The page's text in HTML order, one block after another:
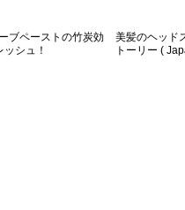
ブペーストの竹炭効
シュ！
美髪のヘッド
トーリー (